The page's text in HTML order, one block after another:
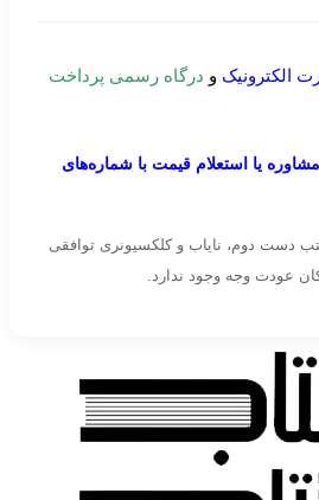
الکترونیک و درگاه رسمی پرداخت
یا استعلام قیمت با شماره‌های
دست دوم، نایاب و کلکسیونری توافقی
عودت وجه وجود ندارد.